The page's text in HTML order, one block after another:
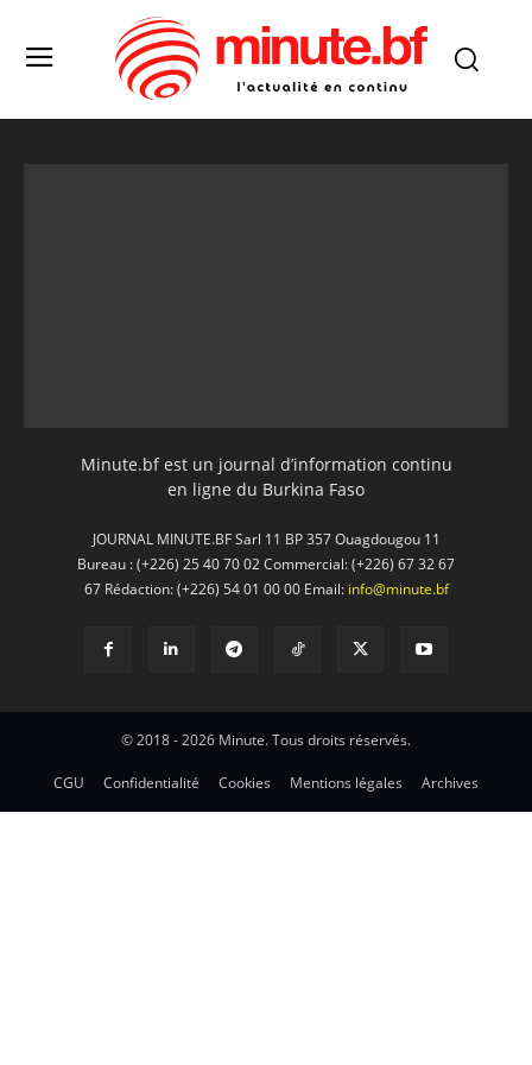
Minute.bf est un journal d’information continu
en ligne du Burkina Faso
JOURNAL MINUTE.BF Sarl 11 BP 357 Ouagdougou 11
Bureau : (+226) 25 40 70 02 Commercial: (+226) 67 32 67
67 Rédaction: (+226) 54 01 00 00 Email: info@minute.bf
© 2018 - 2026 Minute. Tous droits réservés.
CGU Confidentialité Cookies Mentions légales Archives